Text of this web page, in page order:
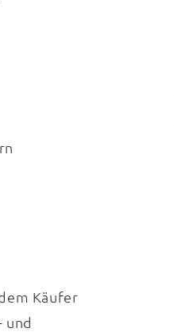
Käufer
und